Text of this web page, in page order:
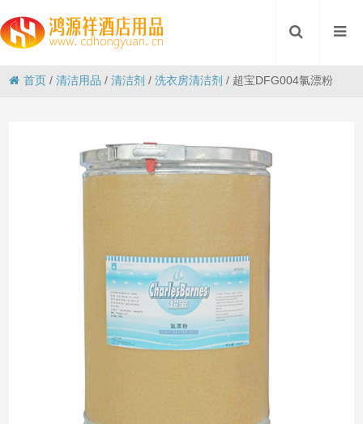
首页 /清洁用品 /清洁剂 /洗衣房清洁剂 / 超宝DFG004氯漂粉